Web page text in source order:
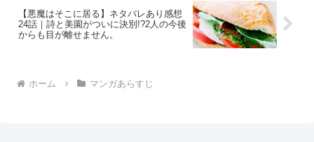
【悪魔はそこに居る】ネタバレあり感想
24話｜詩と美園がついに決別!?2人の今後
からも目が離せません。
ホーム マンガあらすじ